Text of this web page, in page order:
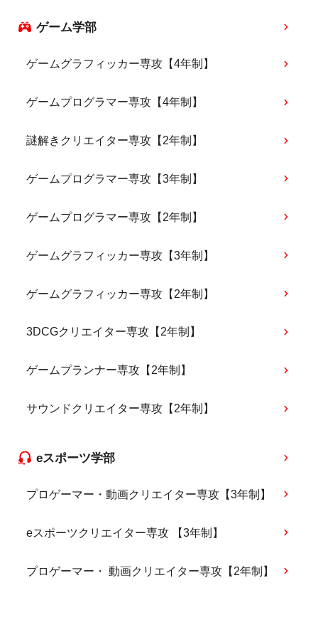
ゲーム学部
ゲームグラフィッカー専攻【4年制】
ゲームプログラマー専攻【4年制】
謎解きクリエイター専攻【2年制】
ゲームプログラマー専攻【3年制】
ゲームプログラマー専攻【2年制】
ゲームグラフィッカー専攻【3年制】
ゲームグラフィッカー専攻【2年制】
3DCGクリエイター専攻【2年制】
ゲームプランナー専攻【2年制】
サウンドクリエイター専攻【2年制】
eスポーツ学部
プロゲーマー・動画クリエイター専攻【3年制】
eスポーツクリエイター専攻 【3年制】
プロゲーマー・ 動画クリエイター専攻【2年制】